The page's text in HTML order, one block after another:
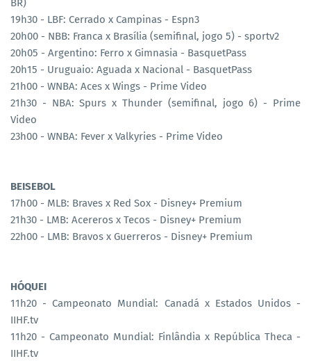
BR)
19h30 - LBF: Cerrado x Campinas - Espn3
20h00 - NBB: Franca x Brasília (semifinal, jogo 5) - sportv2
20h05 - Argentino: Ferro x Gimnasia - BasquetPass
20h15 - Uruguaio: Aguada x Nacional - BasquetPass
21h00 - WNBA: Aces x Wings - Prime Video
21h30 - NBA: Spurs x Thunder (semifinal, jogo 6) - Prime
Video
23h00 - WNBA: Fever x Valkyries - Prime Video
BEISEBOL
17h00 - MLB: Braves x Red Sox - Disney+ Premium
21h30 - LMB: Acereros x Tecos - Disney+ Premium
22h00 - LMB: Bravos x Guerreros - Disney+ Premium
HÓQUEI
11h20 - Campeonato Mundial: Canadá x Estados Unidos -
IIHF.tv
11h20 - Campeonato Mundial: Finlândia x República Theca -
IIHF.tv